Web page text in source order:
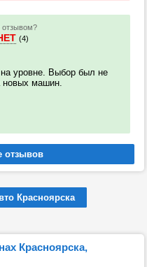
отзывом?
(4)
уровне. Выбор был не
новых машин.
Красноярска
Красноярска,